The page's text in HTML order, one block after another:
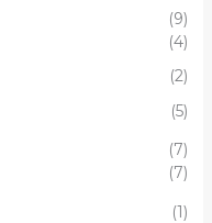
(9)
(4)
(2)
(5)
(7)
(7)
(1)